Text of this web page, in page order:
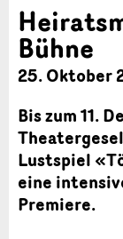
Bühne
25. Oktober
Bis zum 11.
Lustspiel
eine
Premiere.